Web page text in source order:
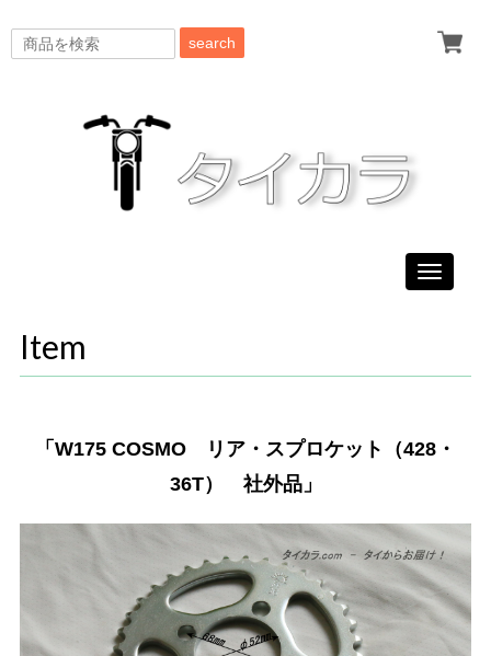
search
Toggle
Item
「W175 COSMO リア・スプロケット（428・
36T） 社外品」